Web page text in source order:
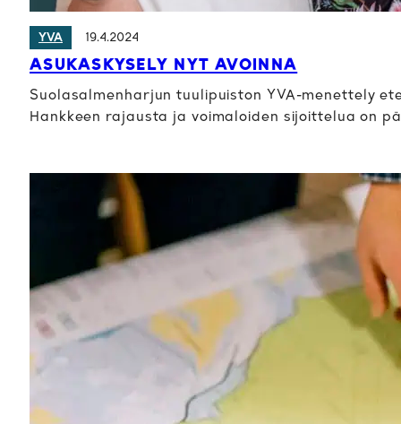
YVA 19.4.2024
ASUKASKYSELY NYT AVOINNA
Suolasalmenharjun tuulipuiston YVA-menettely
Hankkeen rajausta ja voimaloiden sijoittelua on